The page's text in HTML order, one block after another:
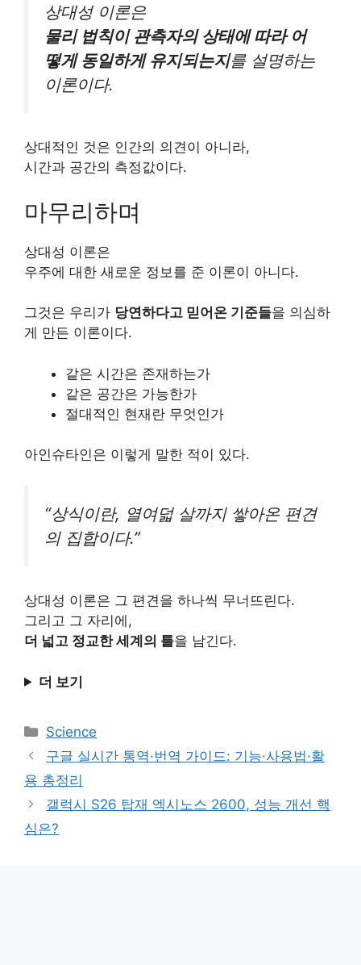
상대성 이론은
물리 법칙이 관측자의 상태에 따라 어
떻게 동일하게 유지되는지를 설명하는
이론이다.
상대적인 것은 인간의 의견이 아니라,
시간과 공간의 측정값이다.
마무리하며
상대성 이론은
우주에 대한 새로운 정보를 준 이론이 아니다.
그것은 우리가 당연하다고 믿어온 기준들을 의심하
게 만든 이론이다.
같은 시간은 존재하는가
같은 공간은 가능한가
절대적인 현재란 무엇인가
아인슈타인은 이렇게 말한 적이 있다.
“상식이란, 열여덟 살까지 쌓아온 편견
의 집합이다.”
상대성 이론은 그 편견을 하나씩 무너뜨린다.
그리고 그 자리에,
더 넓고 정교한 세계의 틀을 남긴다.
더 보기
카
테
고
리
Science
구글 실시간 통역·번역 가이드: 기능·사용법·활
용 총정리
갤럭시 S26 탑재 엑시노스 2600, 성능 개선 핵
심은?